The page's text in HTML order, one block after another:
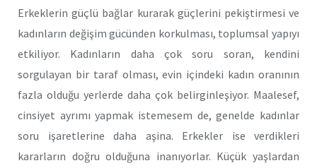
Erkeklerin güçlü bağlar kurarak güçlerini pekiştirmesi ve
kadınların değişim gücünden korkulması, toplumsal yapıyı
etkiliyor. Kadınların daha çok soru soran, kendini
sorgulayan bir taraf olması, evin içindeki kadın oranının
fazla olduğu yerlerde daha çok belirginleşiyor. Maalesef,
cinsiyet ayrımı yapmak istemesem de, genelde kadınlar
soru işaretlerine daha aşina. Erkekler ise verdikleri
kararların doğru olduğuna inanıyorlar. Küçük yaşlardan